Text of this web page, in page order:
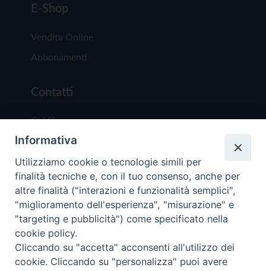
E-Shop
Vendita Online
Abbonamenti
Contatti
Chi Siamo
Redazione
Scrivici
Copyright © 2019 - Tutti i diritti riservati - Vita
Trentina Editrice
Informativa
Utilizziamo cookie o tecnologie simili per
finalità tecniche e, con il tuo consenso, anche per
altre finalità ("interazioni e funzionalità semplici",
"miglioramento dell'esperienza", "misurazione" e
"targeting e pubblicità") come specificato nella
cookie policy.
Cliccando su "accetta" acconsenti all'utilizzo dei
cookie. Cliccando su "personalizza" puoi avere